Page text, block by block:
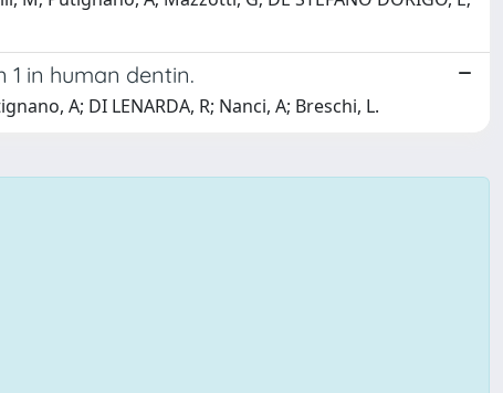
in human dentin.
A; DI LENARDA, R; Nanci, A; Breschi, L.